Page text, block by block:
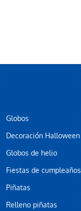
Globos
Decoración Halloween
Globos de helio
Fiestas de cumpleaños
Piñatas
Relleno piñatas